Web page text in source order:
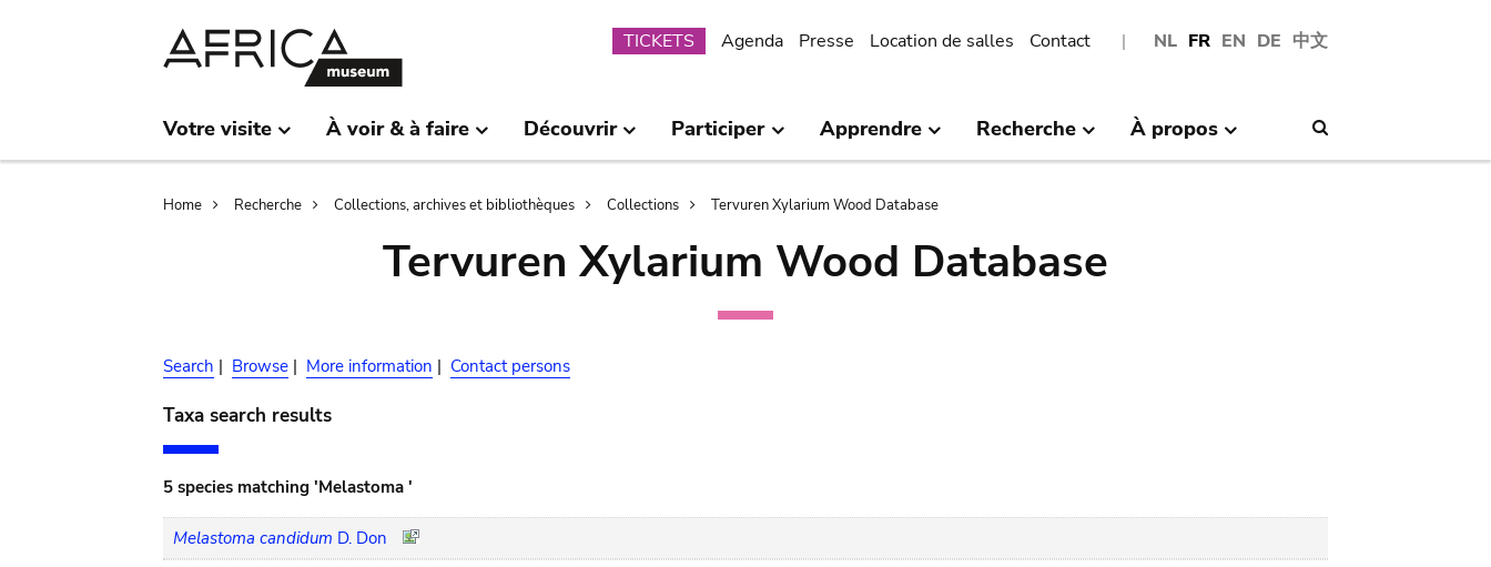
NL FR EN DE 中文
Submenu
TICKETS Agenda Presse Location de salles Contact
Votre visite À voir & à faire Découvrir Participer Apprendre Recherche À propos
Breadcrumb
Home Recherche Collections, archives et bibliothèques Collections Tervuren Xylarium Wood Database
Tervuren Xylarium Wood Database
Search | Browse | More information | Contact persons
Taxa search results
5 species matching 'Melastoma '
Melastoma candidum D. Don